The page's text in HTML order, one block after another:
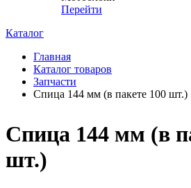
Перейти
Каталог
Главная
Каталог товаров
Запчасти
Спица 144 мм (в пакете 100 шт.)
Спица 144 мм (в
шт.)